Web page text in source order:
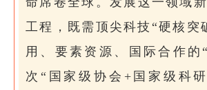
工程，既需顶尖科技“硬核突
用、要素资源、国际合作的
次“国家级协会+国家级科